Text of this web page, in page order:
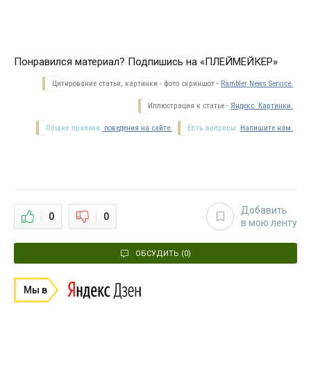
Понравился материал? Подпишись на «ПЛЕЙМЕЙКЕР»
Цитирование статьи, картинки - фото скриншот - Rambler News Service.
Иллюстрация к статье - Яндекс. Картинки.
Есть вопросы. Напишите нам.
Общие правила поведения на сайте.
0 0
Добавить
в мою ленту
ОБСУДИТЬ (0)
Мы в